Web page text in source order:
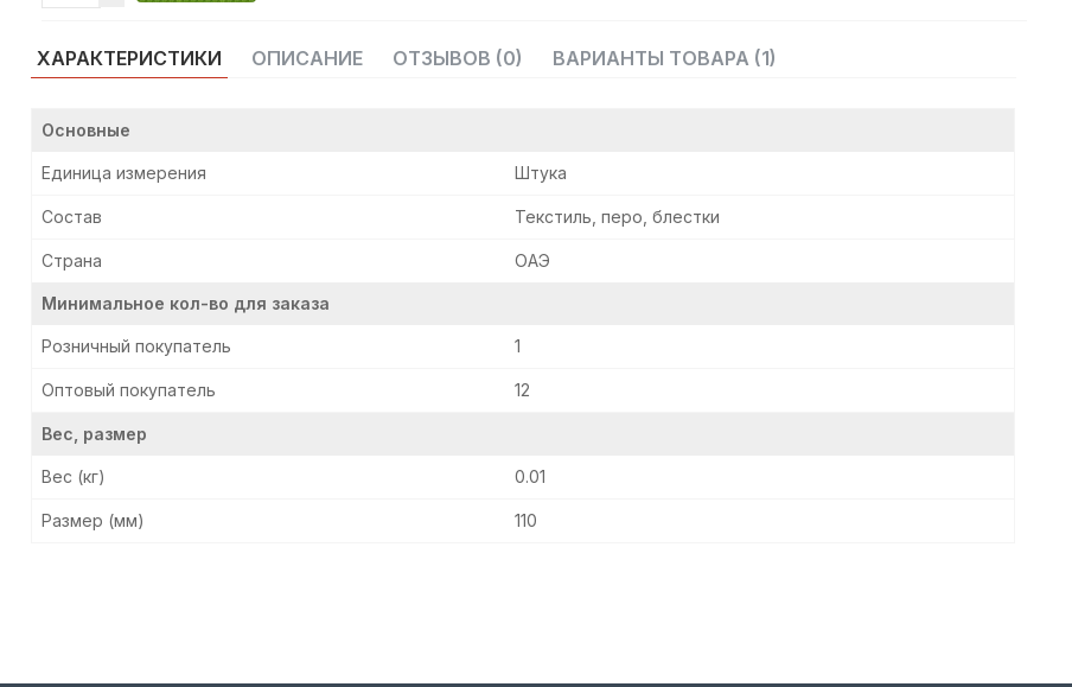
ХАРАКТЕРИСТИКИ ОПИСАНИЕ ОТЗЫВОВ (0) ВАРИАНТЫ ТОВАРА (1)
Основные
Единица измерения Штука
Состав Текстиль, перо, блестки
Страна ОАЭ
Минимальное кол-во для заказа
Розничный покупатель 1
Оптовый покупатель 12
Вес, размер
Вес (кг) 0.01
Размер (мм) 110